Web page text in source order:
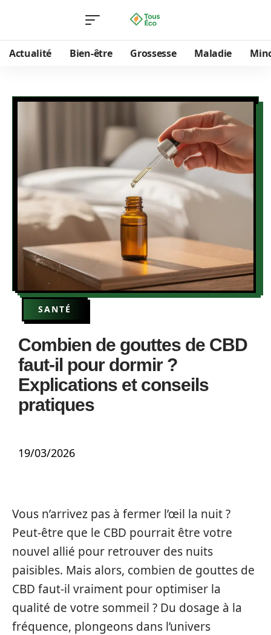
Actualité Bien-être Grossesse Maladie
SANTÉ
Combien de gouttes de CBD
faut-il pour dormir ?
Explications et conseils
pratiques
19/03/2026
Vous n’arrivez pas à fermer l’œil la nuit ?
Peut-être que le CBD pourrait être votre
nouvel allié pour retrouver des nuits
paisibles. Mais alors, combien de gouttes de
CBD faut-il vraiment pour optimiser la
qualité de votre sommeil ? Du dosage à la
fréquence, plongeons dans l’univers